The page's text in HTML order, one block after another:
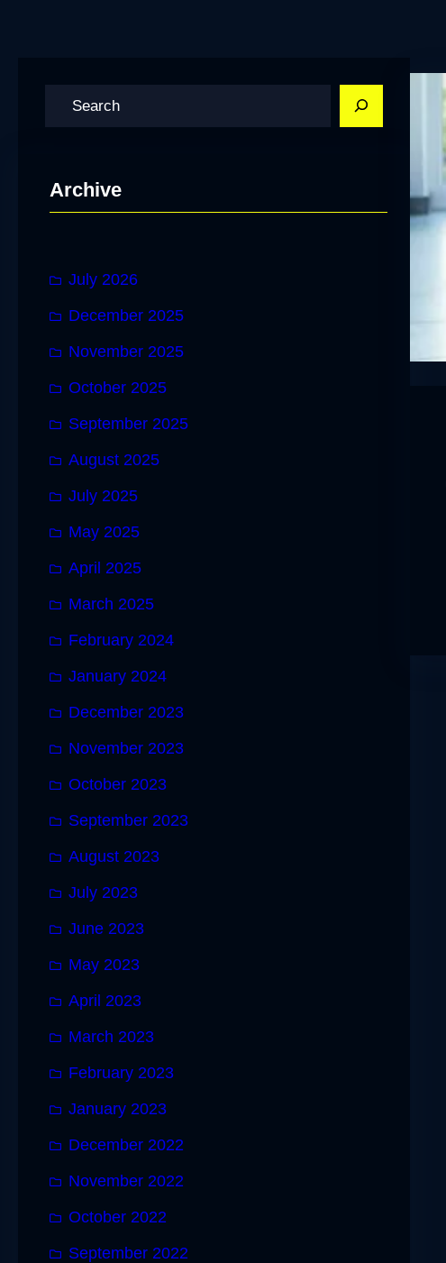
Archive
July 2026
December 2025
November 2025
October 2025
September 2025
August 2025
July 2025
May 2025
April 2025
March 2025
February 2024
January 2024
December 2023
November 2023
October 2023
September 2023
August 2023
July 2023
June 2023
May 2023
April 2023
March 2023
February 2023
January 2023
December 2022
November 2022
October 2022
September 2022